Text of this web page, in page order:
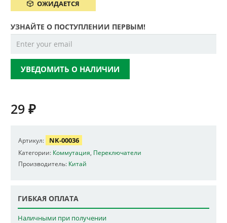
ОЖИДАЕТСЯ
УЗНАЙТЕ О ПОСТУПЛЕНИИ ПЕРВЫМ!
УВЕДОМИТЬ О НАЛИЧИИ
29 ₽
Артикул: NK-00036
Категории: Коммутация Переключатели
Производитель: Китай
ГИБКАЯ ОПЛАТА
Наличными при получении